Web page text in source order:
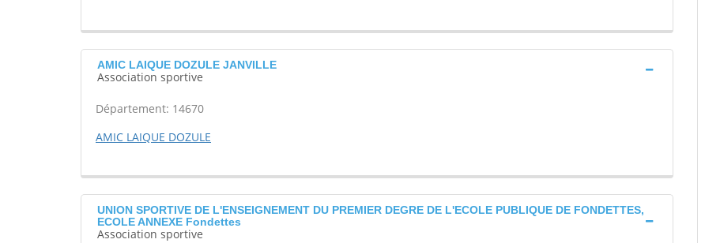
AMIC LAIQUE DOZULE JANVILLE
Association sportive
Département: 14670
AMIC LAIQUE DOZULE
UNION SPORTIVE DE L'ENSEIGNEMENT DU PREMIER DEGRE DE L'ECOLE PUBLIQUE DE FONDETTES,
ECOLE ANNEXE Fondettes
Association sportive